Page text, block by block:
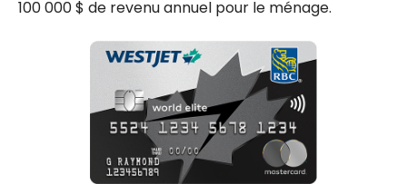
100 000 $ de revenu annuel pour le ménage.